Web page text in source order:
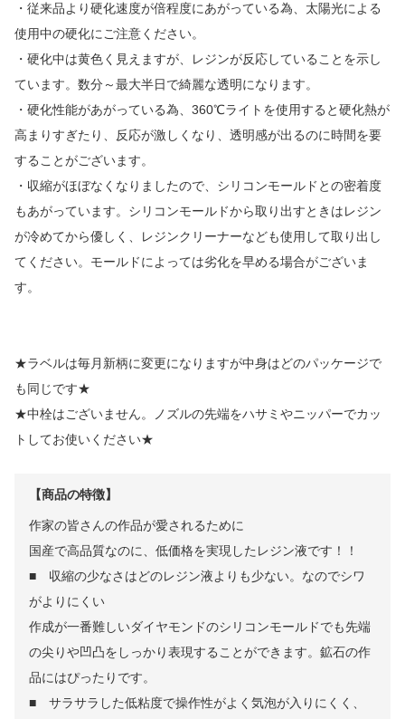
・従来品より硬化速度が倍程度にあがっている為、太陽光による
使用中の硬化にご注意ください。
・硬化中は黄色く見えますが、レジンが反応していることを示し
ています。数分～最大半日で綺麗な透明になります。
・硬化性能があがっている為、360℃ライトを使用すると硬化熱が
高まりすぎたり、反応が激しくなり、透明感が出るのに時間を要
することがございます。
・収縮がほぼなくなりましたので、シリコンモールドとの密着度
もあがっています。シリコンモールドから取り出すときはレジン
が冷めてから優しく、レジンクリーナーなども使用して取り出し
てください。モールドによっては劣化を早める場合がございま
す。
★ラベルは毎月新柄に変更になりますが中身はどのパッケージで
も同じです★
★中栓はございません。ノズルの先端をハサミやニッパーでカッ
トしてお使いください★
【商品の特徴】
作家の皆さんの作品が愛されるために
国産で高品質なのに、低価格を実現したレジン液です！！
■ 収縮の少なさはどのレジン液よりも少ない。なのでシワ
がよりにくい
作成が一番難しいダイヤモンドのシリコンモールドでも先端
の尖りや凹凸をしっかり表現することができます。鉱石の作
品にはぴったりです。
■ サラサラした低粘度で操作性がよく気泡が入りにくく、